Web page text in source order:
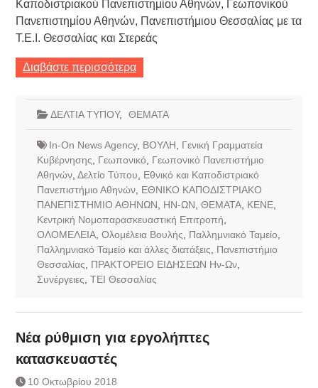
Καποδιστριακού Πανεπιστημίου Αθηνών, Γεωπονικού
Πανεπιστημίου Αθηνών, Πανεπιστήμιου Θεσσαλίας με τα
Τ.Ε.Ι. Θεσσαλίας και Στερεάς
Διαβάστε περισσότερα
ΔΕΛΤΙΑ ΤΥΠΟΥ, ΘΕΜΑΤΑ
In-On News Agency, ΒΟΥΛΗ
Γενική Γραμματεία
Κυβέρνησης
Γεωπονικό
Γεωπονικό Πανεπιστήμιο
Αθηνών, Δελτίο Τύπου
Εθνικό και Καποδιστριακό
Πανεπιστήμιο Αθηνών, ΕΘΝΙΚΟ ΚΑΠΟΔΙΣΤΡΙΑΚΟ
ΠΑΝΕΠΙΣΤΗΜΙΟ ΑΘΗΝΩΝ
ΗΝ-ΩΝ ΘΕΜΑΤΑ, ΚΕΝΕ,
Κεντρική Νομοπαρασκευαστική Επιτροπή
ΟΛΟΜΕΛΕΙΑ, Ολομέλεια Βουλής Παλλημνιακό Ταμείο
Παλλημνιακό Ταμείο και άλλες διατάξεις
Πανεπιστήμιο
Θεσσαλίας
ΠΡΑΚΤΟΡΕΙΟ ΕΙΔΗΣΕΩΝ Ην-Ων,
Συνέργειες ΤΕΙ Θεσσαλίας
Νέα ρύθμιση για εργολήπτες
κατασκευαστές
10 Οκτωβρίου 2018